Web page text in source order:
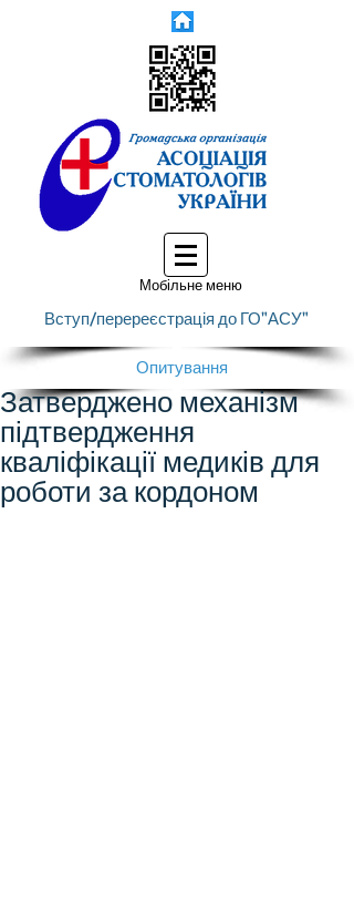
Мобільне меню
Вступ/перереєстрація до ГО"АСУ"
Опитування
Затверджено механізм
підтвердження
кваліфікації медиків для
роботи за кордоном